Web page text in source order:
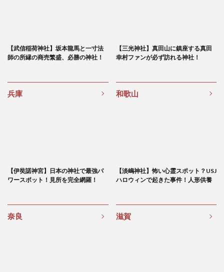
【武信稲荷神社】坂本龍馬と一寸法
師の所縁の商売繁盛、必勝の神社！
【三光神社】真田山に鎮座する真田
幸村ファンが必ず訪れる神社！
兵庫
【伊奘諾神宮】日本の神社で最強パ
ワースポット！見所を完全網羅！
和歌山
【淡嶋神社】怖い心霊スポット？USJ
ハロウィンで起きた事件！人形供養
奈良 滋賀